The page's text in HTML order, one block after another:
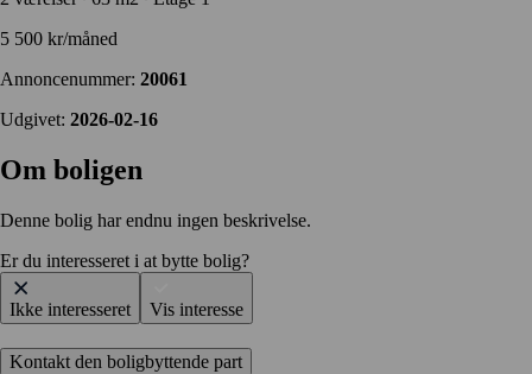
5 500 kr/måned
Annoncenummer: 20061
Udgivet: 2026-02-16
Om boligen
Denne bolig har endnu ingen beskrivelse.
Er du interesseret i at bytte bolig?
Ikke interesseret Vis interesse
Kontakt den boligbyttende part